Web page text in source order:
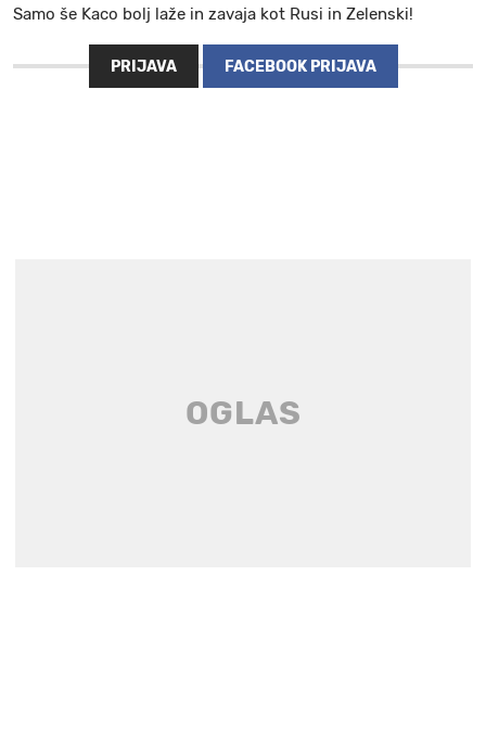
Samo še Kaco bolj laže in zavaja kot Rusi in Zelenski!
PRIJAVA FACEBOOK PRIJAVA